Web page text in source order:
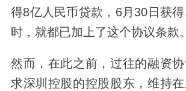
得8亿人民币贷款，6月30日获
时，就都已加上了这个协议条款。
然而，在此之前，过往的融资
求深圳控股的控股股东，维持